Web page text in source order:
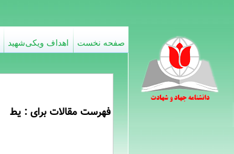
فهرست مقالات برای : یط
اهداف ویکی‌شهید صفحه نخست